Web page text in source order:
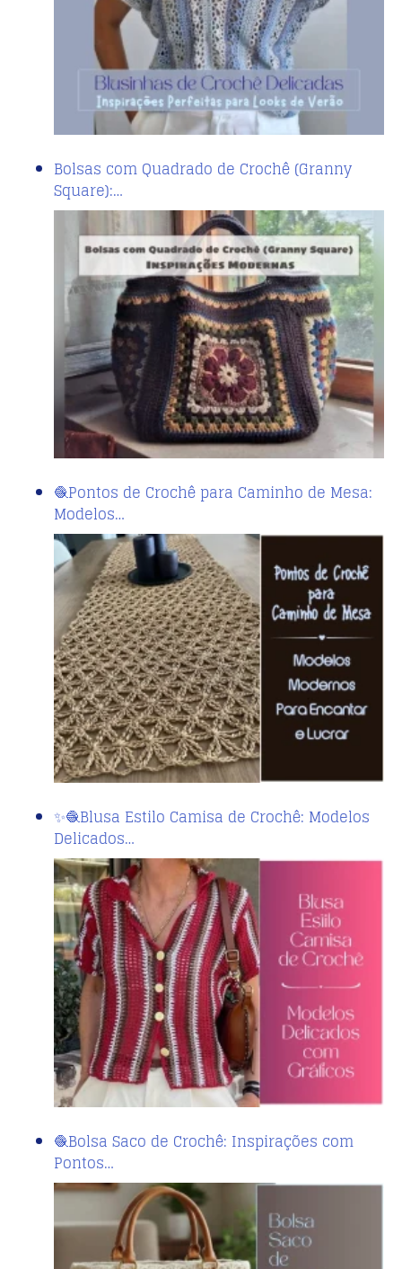
Bolsas com Quadrado de Crochê (Granny
Square):…
🧶Pontos de Crochê para Caminho de Mesa:
Modelos…
✨🧶Blusa Estilo Camisa de Crochê: Modelos
Delicados…
🧶Bolsa Saco de Crochê: Inspirações com
Pontos…